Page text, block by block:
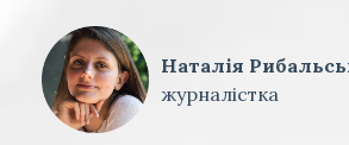
Наталія
журналістка